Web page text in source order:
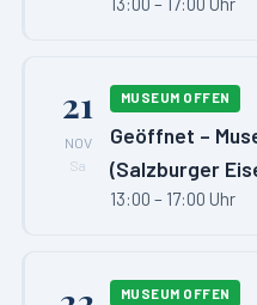
21
NOV
Sa
MUSEUM OFFEN
Geöffnet –
(Salzburger
13:00 – 17:00 Uhr
MUSEUM OFFEN